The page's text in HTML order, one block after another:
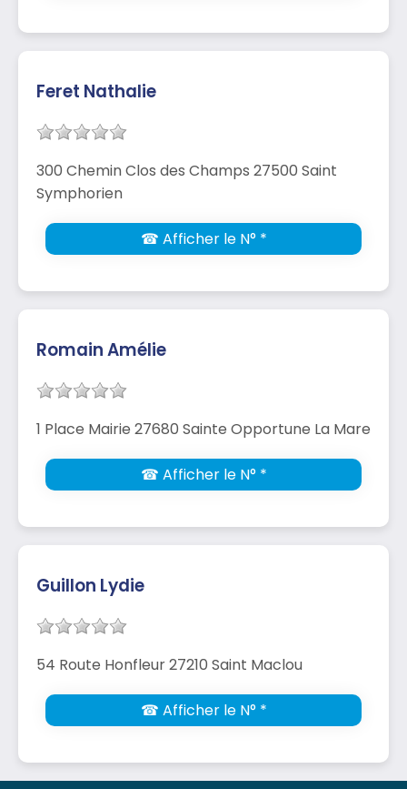
Feret Nathalie
300 Chemin Clos des Champs 27500 Saint
Symphorien
☎ Afficher le N° *
Romain Amélie
1 Place Mairie 27680 Sainte Opportune La Mare
☎ Afficher le N° *
Guillon Lydie
54 Route Honfleur 27210 Saint Maclou
☎ Afficher le N° *